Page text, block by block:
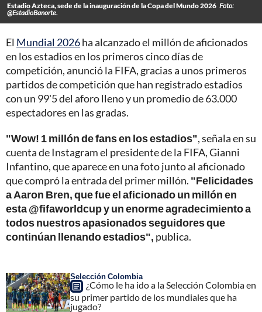
Estadio Azteca, sede de la inauguración de la Copa del Mundo 2026 Foto:
@EstadioBanorte.
El Mundial 2026ha alcanzado el millón de aficionados
en los estadios en los primeros cinco días de
competición, anunció la FIFA, gracias a unos primeros
partidos de competición que han registrado estadios
con un 99'5 del aforo lleno y un promedio de 63.000
espectadores en las gradas.
"Wow! 1 millón de fans en los estadios", señala en su
cuenta de Instagram el presidente de la FIFA, Gianni
Infantino, que aparece en una foto junto al aficionado
que compró la entrada del primer millón. "Felicidades
a Aaron Bren, que fue el aficionado un millón en
esta @fifaworldcup y un enorme agradecimiento a
todos nuestros apasionados seguidores que
continúan llenando estadios", publica.
Selección Colombia
¿Cómo le ha ido a la Selección Colombia en
su primer partido de los mundiales que ha
jugado?